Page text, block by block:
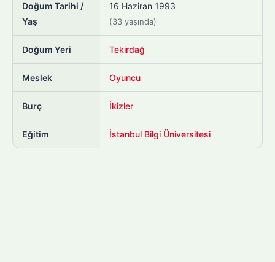
Doğum Tarihi /
Yaş
16 Haziran 1993
(33 yaşında)
Doğum Yeri Tekirdağ
Meslek Oyuncu
Burç İkizler
Eğitim İstanbul Bilgi Üniversitesi